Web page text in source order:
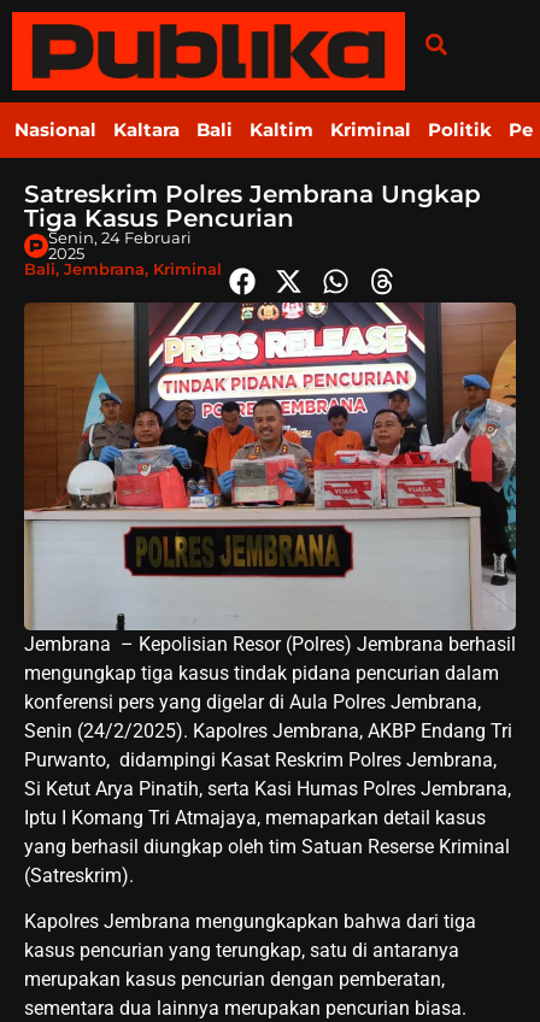
Nasional Kaltara Bali Kaltim Kriminal Politik
Satreskrim Polres Jembrana Ungkap
Tiga Kasus Pencurian
Senin, 24 Februari
2025
Bali, Jembrana, Kriminal
Jembrana – Kepolisian Resor (Polres) Jembrana berhasil
mengungkap tiga kasus tindak pidana pencurian dalam
konferensi pers yang digelar di Aula Polres Jembrana,
Senin (24/2/2025). Kapolres Jembrana, AKBP Endang Tri
Purwanto, didampingi Kasat Reskrim Polres Jembrana,
Si Ketut Arya Pinatih, serta Kasi Humas Polres Jembrana,
Iptu I Komang Tri Atmajaya, memaparkan detail kasus
yang berhasil diungkap oleh tim Satuan Reserse Kriminal
(Satreskrim).
Kapolres Jembrana mengungkapkan bahwa dari tiga
kasus pencurian yang terungkap, satu di antaranya
merupakan kasus pencurian dengan pemberatan,
sementara dua lainnya merupakan pencurian biasa.